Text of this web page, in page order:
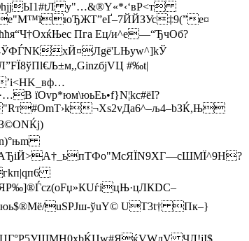
у"…&®Y«*‹‘вP<т
e¤
Пгa Ец/и^е—“ЂчOб?
#‰t|
їОvр*юм\юьЕь•f}N¦kс#ёІ?
¬Xs2vДa6^–љ4–bЗЌ,Њ­
uЅPJш-ўuY© UT3t† Пк–}
#ЯќVWдV ЧЛ!jI$